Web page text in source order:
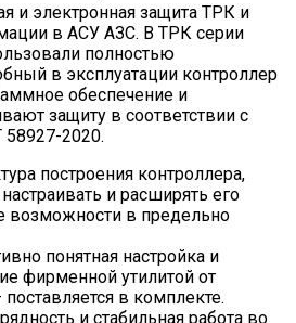
и электронная защита ТРК и
в АСУ АЗС. В ТРК серии
полностью
в эксплуатации контроллер
обеспечение и
защиту в соответствии с
2020.
построения контроллера,
и расширять его
возможности в предельно
понятная настройка и
фирменной утилитой от
в комплекте.
и стабильная работа во